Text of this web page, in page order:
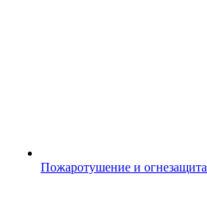
Пожаротушение и огнезащита